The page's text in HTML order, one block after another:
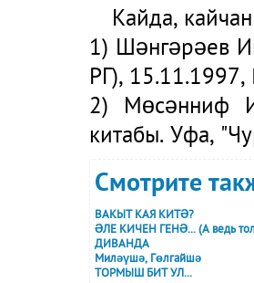
Кайда,
1) Шәнгәрәев
РГ),
2) Мөсәнниф
китабы. Уфа,
Смотрите
ВАКЫТ КАЯ КИТӘ?
ӘЛЕ КИЧЕН ГЕНӘ... (А ведь
ДИВАНДА
Миләүшә, Гөлгайшә
ТОРМЫШ БИТ УЛ...